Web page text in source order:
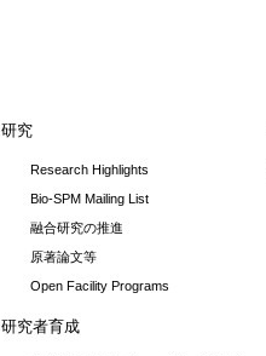
研究
Research Highlights
Bio-SPM Mailing List
融合研究の推進
原著論文等
Open Facility Programs
研究者育成